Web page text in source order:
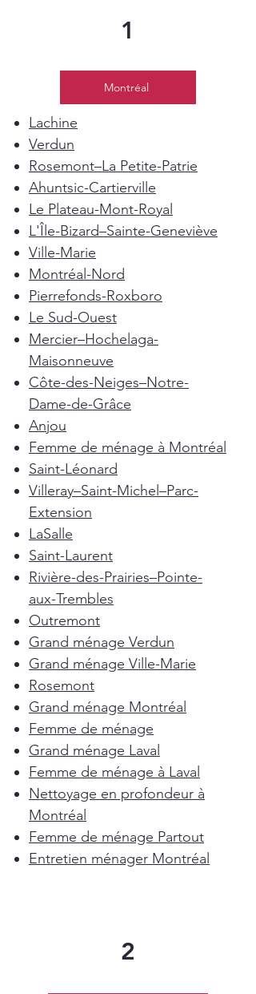
1
Montréal
Lachine
Verdun
Rosemont–La Petite-Patrie
Ahuntsic-Cartierville
Le Plateau-Mont-Royal
L'Île-Bizard–Sainte-Geneviève
Ville-Marie
Montréal-Nord
Pierrefonds-Roxboro
Le Sud-Ouest
Mercier–Hochelaga-
Maisonneuve
Côte-des-Neiges–Notre-
Dame-de-Grâce
Anjou
Femme de ménage à Montréal
Saint-Léonard
Villeray–Saint-Michel–Parc-
Extension
LaSalle
Saint-Laurent
Rivière-des-Prairies–Pointe-
aux-Trembles
Outremont
Grand ménage Verdun
Grand ménage Ville-Marie
Rosemont
Grand ménage Montréal
Femme de ménage
Grand ménage Laval
Femme de ménage à Laval
Nettoyage en profondeur à
Montréal
Femme de ménage Partout
Entretien ménager Montréal
2